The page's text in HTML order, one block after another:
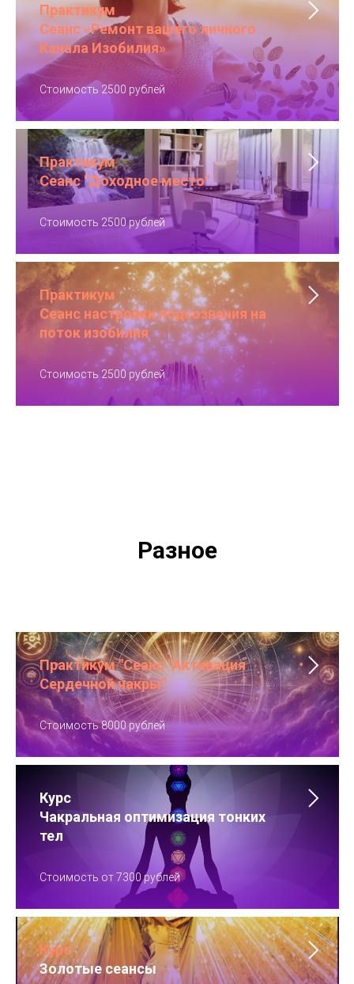
Практикум
Сеанс «Ремонт вашего личного
Канала Изобилия»
Стоимость 2500 рублей
Практикум
Сеанс "Доходное место"
Стоимость 2500 рублей
Практикум
Сеанс настройки подсознания на
поток изобилия
Стоимость 2500 рублей
Разное
Практикум "Сеанс "Активация
Сердечной чакры"
Стоимость 8000 рублей
Курс
Чакральная оптимизация тонких
тел
Стоимость от 7300 рублей
Курс
Золотые сеансы